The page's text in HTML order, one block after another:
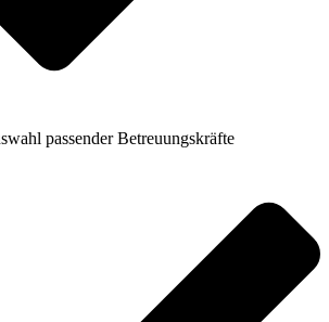
passender Betreuungskräfte